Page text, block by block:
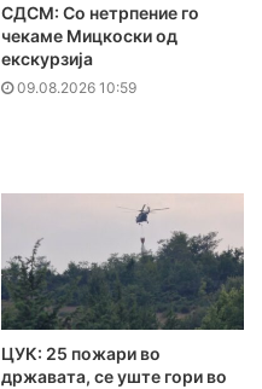
СДСМ: Со нетрпение го
чекаме Мицкоски од
екскурзија
09.08.2026 10:59
ЦУК: 25 пожари во
државата, се уште гори во